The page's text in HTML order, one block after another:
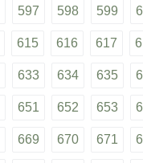
597 598 599
615 616 617
633 634 635
651 652 653
669 670 671